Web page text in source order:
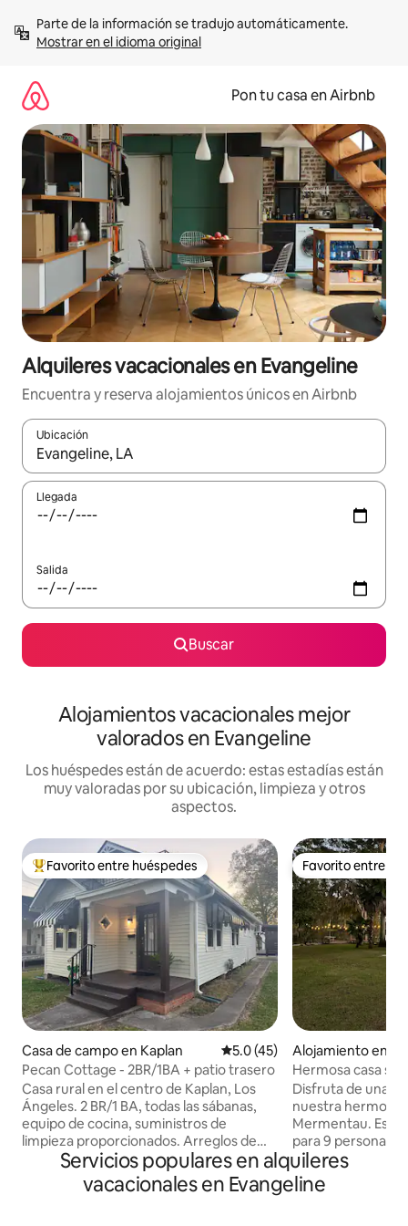
contenidoMostrar en el idioma original
Pon tu casa en Airbnb
Alquileres vacacionales en Evangeline
Encuentra y reserva alojamientos únicos en Airbnb
Ubicación
Cuando los resultados estén disponibles, navega con las
Llegada
Salida
Buscar
Alojamientos vacacionales mejor
valorados en Evangeline
Los huéspedes están de acuerdo: estas estadías están
muy valoradas por su ubicación, limpieza y otros
aspectos.
Favorito entre huéspedes preferido
Favorito entre huéspedes
Casa de campo en Kaplan Calificación promedio: 5.0 de
5.0 (45)
Pecan Cottage - 2BR/1BA + patio trasero
Casa rural en el centro de Kaplan, Los
Ángeles. 2 BR/1 BA, todas las sábanas,
equipo de cocina, suministros de
limpieza proporcionados. Arreglos de
café, té y gofres disponibles.
Electrodomésticos nuevos e internet de
alta velocidad. Chimenea eléctrica, aire
Favorito entre
Favorito entre
Alojamiento en
Hermosa casa
Mermentau
Disfruta de una
nuestra hermosa
Mermentau. Esta
para 9 personas
un sofá cama
dos baños
una familia numerosa. Esta
Servicios populares en alquileres
vacacionales en Evangeline